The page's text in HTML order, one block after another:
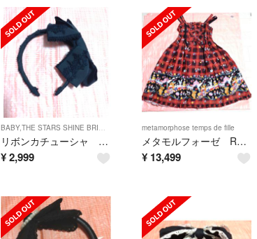
リボンカチューシャ BABY
¥2,999
metamorphose temps de fille
メタモルフォーゼ Romantica Train柄JSK
¥ 13,499